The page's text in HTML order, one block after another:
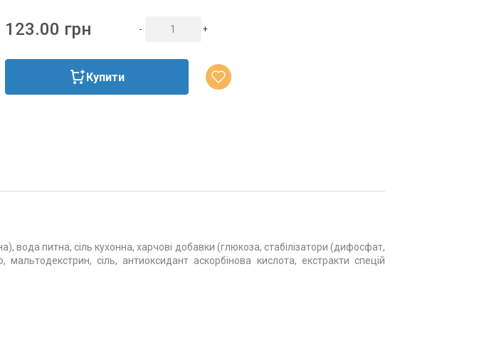
123.00 грн - +
Купити
питна, сіль кухонна, харчові добавки (глюкоза, стабілізатори (дифосфат,
сіль, антиоксидант аскорбінова кислота, екстракти спецій